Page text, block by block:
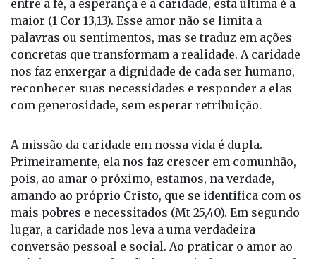
São Paulo, em sua carta aos Coríntios, ensina que,
entre a fé, a esperança e a caridade, esta última é a
maior (1 Cor 13,13). Esse amor não se limita a
palavras ou sentimentos, mas se traduz em ações
concretas que transformam a realidade. A caridade
nos faz enxergar a dignidade de cada ser humano,
reconhecer suas necessidades e responder a elas
A missão da caridade em nossa vida é dupla.
Primeiramente, ela nos faz crescer em comunhão,
pois, ao amar o próximo, estamos, na verdade,
amando ao próprio Cristo, que se identifica com os
mais pobres e necessitados (Mt 25,40). Em segundo
lugar, a caridade nos leva a uma verdadeira